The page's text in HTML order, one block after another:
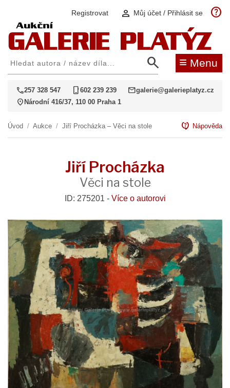
Registrovat person Můj účet / Přihlásit se help
search ≡ Menu
call257 328 547 phone_iphone602 239 239 mailgalerie@galerieplatyz.cz
location_on Národní 416/37, 110 00 Praha 1
Úvod / Aukce / Jiří Procházka – Věci na stole contact_support Nápověda
Jiří Procházka
Věci na stole
ID: 275201 - Více o autorovi